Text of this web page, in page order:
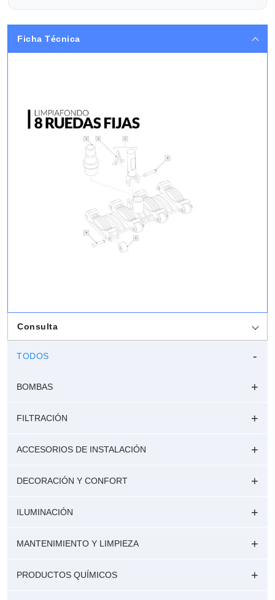
Ficha Técnica
Consulta
TODOS
BOMBAS
FILTRACIÓN
ACCESORIOS DE INSTALACIÓN
DECORACIÓN Y CONFORT
ILUMINACIÓN
MANTENIMIENTO Y LIMPIEZA
PRODUCTOS QUÍMICOS